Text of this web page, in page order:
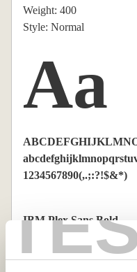
Weight: 400
Style: Normal
Aa
1234567890(,.;:?!$&*)
IBM Plex Sans Bold
Style: Bold